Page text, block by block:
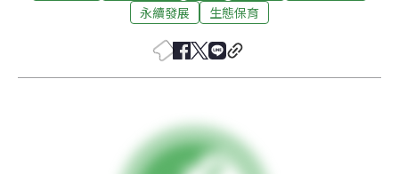
永續發展
生態保育